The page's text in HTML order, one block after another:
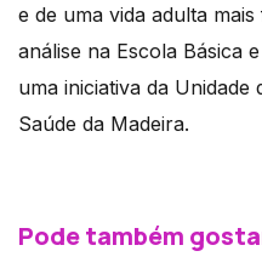
e de uma vida adulta
análise na Escola Básica
uma iniciativa da Unidade
Saúde da Madeira.
Pode também